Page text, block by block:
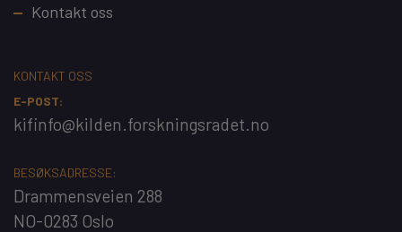
Kontakt oss
KONTAKT OSS
E-POST:
kifinfo@kilden.forskningsradet.no
BESØKSADRESSE:
Drammensveien 288
NO-0283 Oslo